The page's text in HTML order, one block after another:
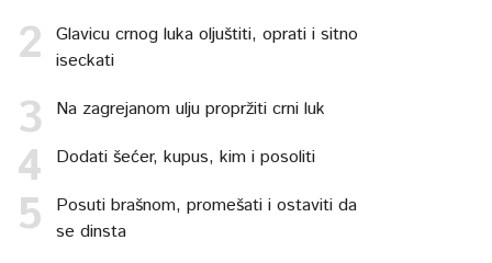
Glavicu crnog luka oljuštiti, oprati i sitno
iseckati
Na zagrejanom ulju propržiti crni luk
Dodati šećer, kupus, kim i posoliti
Posuti brašnom, promešati i ostaviti da
se dinsta